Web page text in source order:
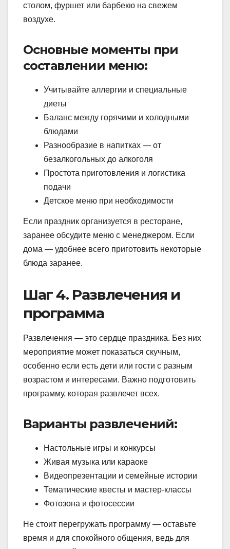
столом, фуршет или барбекю на свежем
воздухе.
Основные моменты при
составлении меню:
Учитывайте аллергии и специальные
диеты
Баланс между горячими и холодными
блюдами
Разнообразие в напитках — от
безалкогольных до алкоголя
Простота приготовления и логистика
подачи
Детское меню при необходимости
Если праздник организуется в ресторане,
заранее обсудите меню с менеджером. Если
дома — удобнее всего приготовить некоторые
блюда заранее.
Шаг 4. Развлечения и
программа
Развлечения — это сердце праздника. Без них
мероприятие может показаться скучным,
особенно если есть дети или гости с разным
возрастом и интересами. Важно подготовить
программу, которая развлечет всех.
Варианты развлечений:
Настольные игры и конкурсы
Живая музыка или караоке
Видеопрезентации и семейные истории
Тематические квесты и мастер-классы
Фотозона и фотосессии
Не стоит перегружать программу — оставьте
время и для спокойного общения, ведь для